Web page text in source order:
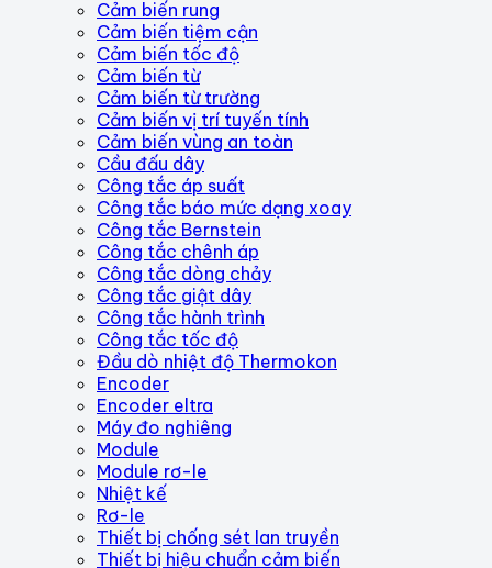
Cảm biến rung
Cảm biến tiệm cận
Cảm biến tốc độ
Cảm biến từ
Cảm biến từ trường
Cảm biến vị trí tuyến tính
Cảm biến vùng an toàn
Cầu đấu dây
Công tắc áp suất
Công tắc báo mức dạng xoay
Công tắc Bernstein
Công tắc chênh áp
Công tắc dòng chảy
Công tắc giật dây
Công tắc hành trình
Công tắc tốc độ
Đầu dò nhiệt độ Thermokon
Encoder
Encoder eltra
Máy đo nghiêng
Module
Module rơ-le
Nhiệt kế
Rơ-le
Thiết bị chống sét lan truyền
Thiết bị hiệu chuẩn cảm biến